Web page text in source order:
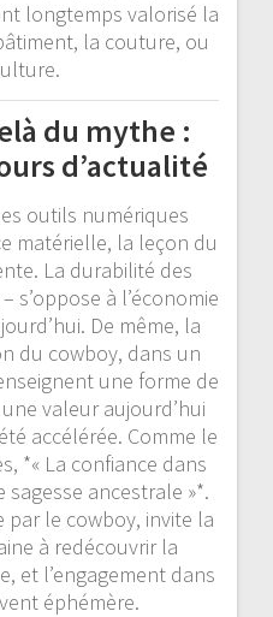
longtemps valorisé la
la couture, ou
du mythe :
d’actualité
outils numériques
matérielle, la leçon du
La durabilité des
s’oppose à l’économie
De même, la
du cowboy, dans un
une forme de
valeur aujourd’hui
accélérée. Comme le
*« La confiance dans
sagesse ancestrale »*.
par le cowboy, invite la
à redécouvrir la
et l’engagement dans
éphémère.